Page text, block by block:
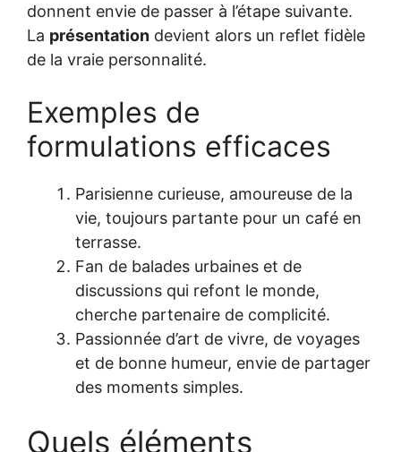
donnent envie de passer à l’étape suivante.
La présentation devient alors un reflet fidèle
de la vraie personnalité.
Exemples de
formulations efficaces
Parisienne curieuse, amoureuse de la
vie, toujours partante pour un café en
terrasse.
Fan de balades urbaines et de
discussions qui refont le monde,
cherche partenaire de complicité.
Passionnée d’art de vivre, de voyages
et de bonne humeur, envie de partager
des moments simples.
Quels éléments